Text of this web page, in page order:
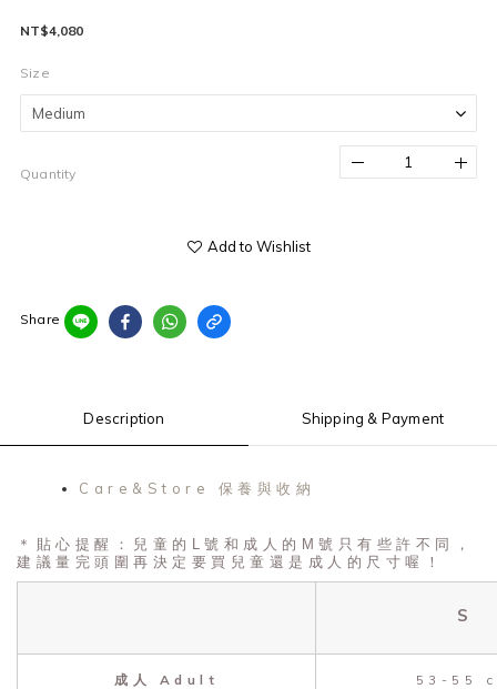
NT$4,080
Size
Quantity
Add to Wishlist
Share
Description Shipping & Payment
Care&Store 保養與收納
＊貼心提醒：兒童的L號和成人的M號只有些許不同，
建議量完頭圍再決定要買兒童還是成人的尺寸喔！
S
成人 Adult 53-55